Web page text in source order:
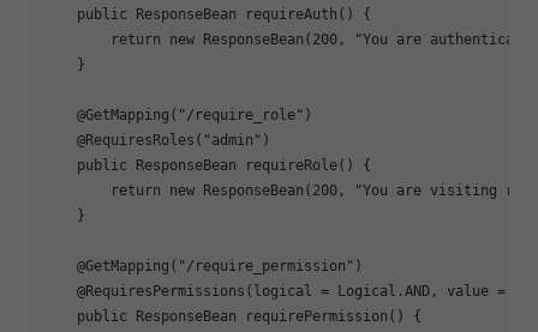
public ResponseBean requireAuth ()
{
return
new ResponseBean( 200 ,
"You are
    }
@GetMapping ( "/require_role" )
@RequiresRoles ( "admin" )
public ResponseBean requireRole()
{
return
new ResponseBean( 200 ,
"You are visiting
    }
@GetMapping ( "/require_permission" )
@RequiresPermissions (logical = Logical.AND, value = {
public ResponseBean requirePermission ()
{